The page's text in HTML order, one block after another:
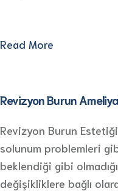
Read More
Revizyon Burun
Revizyon Burun
solunum problemleri
beklendiği gibi
değişikliklere bağlı